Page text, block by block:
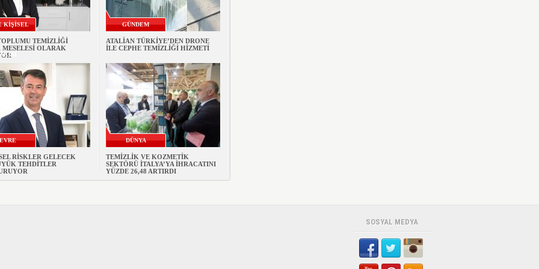
KİŞİSEL
TEMİZLİĞİ
MESELESİ OLARAK
GÜNDEM
ATALİAN TÜRKİYE’DEN DRONE
İLE CEPHE TEMİZLİĞİ HİZMETİ
RİSKLER GELECEK
TEHDİTLER
DÜNYA
TEMİZLİK VE KOZMETİK
SEKTÖRÜ İTALYA’YA İHRACATINI
YÜZDE 26,48 ARTIRDI
SOSYAL MEDYA